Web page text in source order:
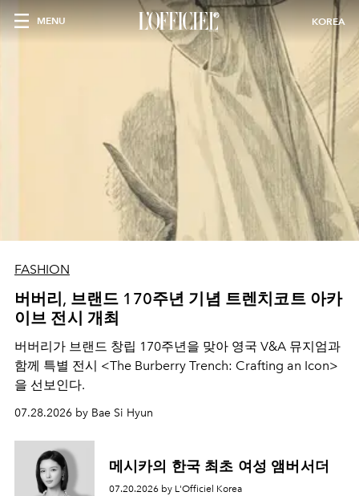
MENU KOREA
FASHION
버버리, 브랜드 170주년 기념 트렌치코트 아카
이브 전시 개최
버버리가 브랜드 창립 170주년을 맞아 영국 V&A 뮤지엄과
함께 특별 전시 <The Burberry Trench: Crafting an Icon>
을 선보인다.
07.28.2026 by Bae Si Hyun
메시카의 한국 최초 여성 앰버서더
07.20.2026 by L'Officiel Korea